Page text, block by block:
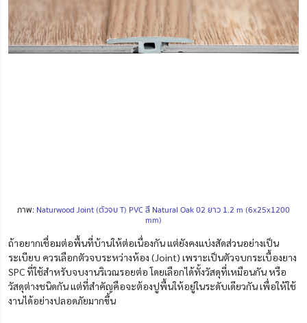
ภาพ: Naturwood Joint (ตัวจบ T) PVC สี Natural Oak 02 ยาว 1.2 m (6x25x1200
mm)
ถ้าอยากเชื่อมต่อพื้นที่บ้านให้ต่อเนื่องกัน แต่ยังคงแบ่งสัดส่วนอย่างเป็น
ระเบียบ ควรเลือกตัวจบระหว่างห้อง (Joint) เพราะเป็นตัวจบกระเบื้องยาง
SPC ที่ใช้สำหรับจบงานริเวณรอยต่อ โดยเลือกได้ทั้งวัสดุที่เหมือนกัน หรือ
วัสดุต่างชนิดกัน แต่ที่สำคัญคือจะต้องปูพื้นให้อยู่ในระดับเดียวกัน เพื่อให้ใช้
งานได้อย่างปลอดภัยมากขึ้น